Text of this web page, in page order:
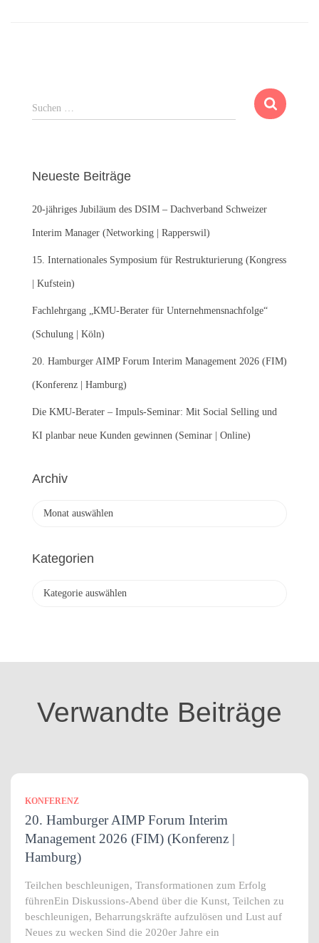
S
u
n
a
c
:
Suchen …
Neueste Beiträge
20-jähriges Jubiläum des DSIM – Dachverband Schweizer
Interim Manager (Networking | Rapperswil)
15. Internationales Symposium für Restrukturierung (Kongress
| Kufstein)
Fachlehrgang „KMU-Berater für Unternehmensnachfolge“
(Schulung | Köln)
20. Hamburger AIMP Forum Interim Management 2026 (FIM)
(Konferenz | Hamburg)
Die KMU-Berater – Impuls-Seminar: Mit Social Selling und
KI planbar neue Kunden gewinnen (Seminar | Online)
Archiv
h
Kategorien
o
Verwandte Beiträge
KONFERENZ
20. Hamburger AIMP Forum Interim
Management 2026 (FIM) (Konferenz |
Hamburg)
Teilchen beschleunigen, Transformationen zum Erfolg
führenEin Diskussions-Abend über die Kunst, Teilchen zu
beschleunigen, Beharrungskräfte aufzulösen und Lust auf
Neues zu wecken Sind die 2020er Jahre ein